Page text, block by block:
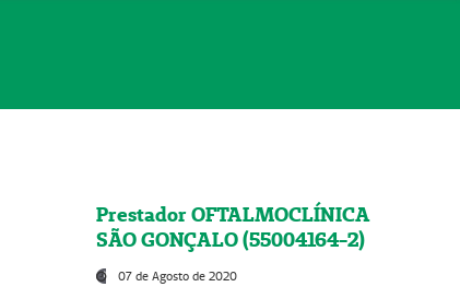
Prestador OFTALMOCLÍNICA
SÃO GONÇALO (55004164-2)
07 de Agosto de 2020